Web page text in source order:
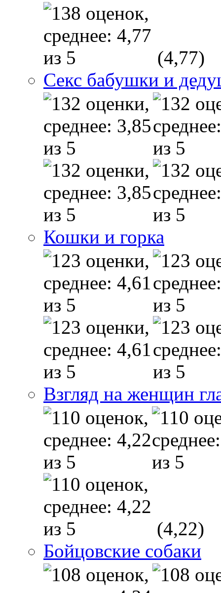
(4,77)
Секс бабушки и
Кошки и горка
Взгляд на женщин
(4,22)
Бойцовские собаки